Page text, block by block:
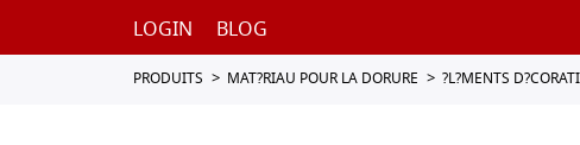
LOGIN
BLOG
PRODUITS MAT?RIAU POUR LA DORURE ?L?MENTS